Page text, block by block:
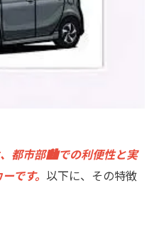
都市部🏙での利便性と実
です。 以下に、その特徴